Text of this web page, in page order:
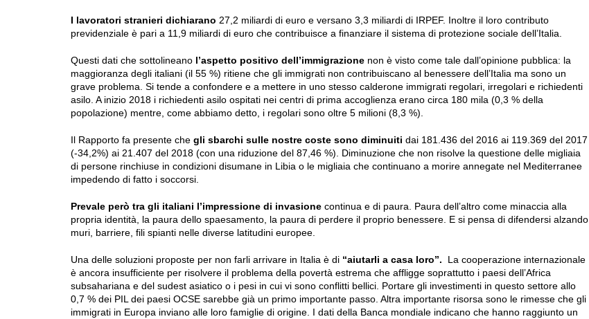
I lavoratori stranieri dichiarano 27,2 miliardi di euro e versano 3,3 miliardi di IRPEF. Inoltre il loro contributo
previdenziale è pari a 11,9 miliardi di euro che contribuisce a finanziare il sistema di protezione sociale dell’Italia.
Questi dati che sottolineano l’aspetto positivo dell’immigrazione non è visto come tale dall’opinione pubblica: la
maggioranza degli italiani (il 55 %) ritiene che gli immigrati non contribuiscano al benessere dell’Italia ma sono un
grave problema. Si tende a confondere e a mettere in uno stesso calderone immigrati regolari, irregolari e richiedenti
asilo. A inizio 2018 i richiedenti asilo ospitati nei centri di prima accoglienza erano circa 180 mila (0,3 % della
popolazione) mentre, come abbiamo detto, i regolari sono oltre 5 milioni (8,3 %).
Il Rapporto fa presente che gli sbarchi sulle nostre coste sono diminuiti dai 181.436 del 2016 ai 119.369 del 2017
(-34,2%) ai 21.407 del 2018 (con una riduzione del 87,46 %). Diminuzione che non risolve la questione delle migliaia
di persone rinchiuse in condizioni disumane in Libia o le migliaia che continuano a morire annegate nel Mediterranee
impedendo di fatto i soccorsi.
Prevale però tra gli italiani l’impressione di invasione continua e di paura. Paura dell’altro come minaccia alla
propria identità, la paura dello spaesamento, la paura di perdere il proprio benessere. E si pensa di difendersi alzando
muri, barriere, fili spianti nelle diverse latitudini europee.
Una delle soluzioni proposte per non farli arrivare in Italia è di “aiutarli a casa loro”. La cooperazione internazionale
è ancora insufficiente per risolvere il problema della povertà estrema che affligge soprattutto i paesi dell’Africa
subsahariana e del sudest asiatico o i pesi in cui vi sono conflitti bellici. Portare gli investimenti in questo settore allo
0,7 % dei PIL dei paesi OCSE sarebbe già un primo importante passo. Altra importante risorsa sono le rimesse che gli
immigrati in Europa inviano alle loro famiglie di origine. I dati della Banca mondiale indicano che hanno raggiunto un